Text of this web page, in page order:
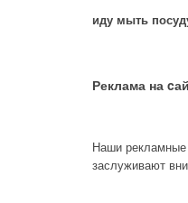
иду мыть
Реклама на
Наши
заслуживают